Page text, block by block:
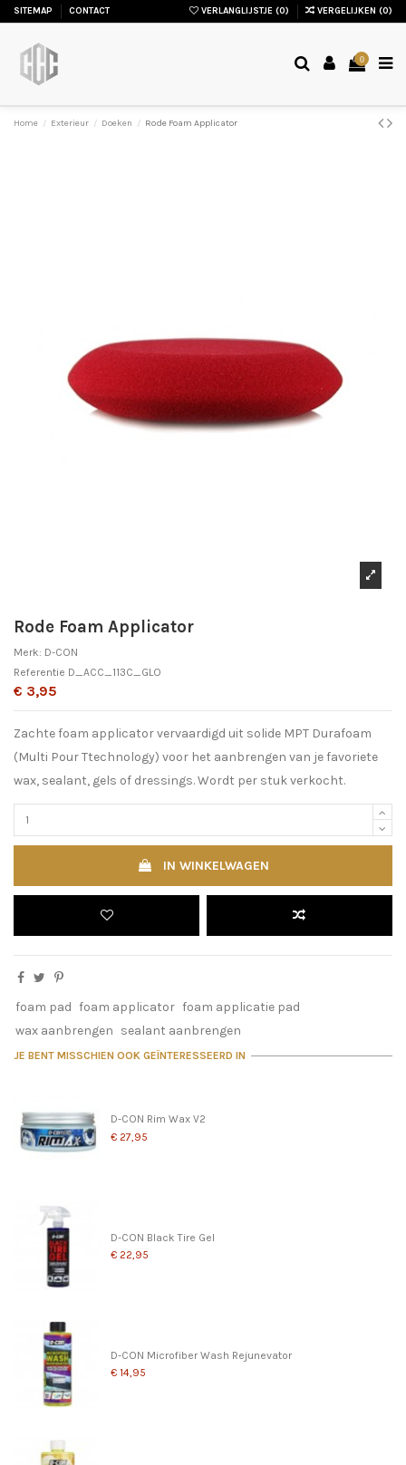
SITEMAP CONTACT VERLANGLIJSTJE (0) VERGELIJKEN (0)
0
Home Exterieur Doeken Rode Foam Applicator
Rode Foam Applicator
Merk: D-CON
Referentie D_ACC_113C_GLO
€ 3,95
Zachte foam applicator vervaardigd uit solide MPT Durafoam
(Multi Pour Ttechnology) voor het aanbrengen van je favoriete
wax, sealant, gels of dressings. Wordt per stuk verkocht.
IN WINKELWAGEN
foam pad foam applicator foam applicatie pad
wax aanbrengen sealant aanbrengen
JE BENT MISSCHIEN OOK GEÏNTERESSEERD IN
D-CON Rim Wax V2
€ 27,95
D-CON Black Tire Gel
€ 22,95
D-CON Microfiber Wash Rejunevator
€ 14,95